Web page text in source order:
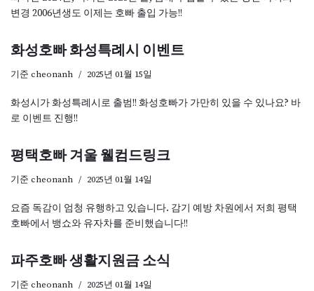
변경 2006년생도 이제는 호빠 출입 가능!!
화성호빠 화성특례시 이벤트
기준 cheonanh 2025년 01월 15일
화성시가 화성특례시로 출범!! 화성호빠가 가만히 있을 수 있나요? 바
로 이벤트 진행!!
평택호빠 겨울 웰컴드링크
기준 cheonanh 2025년 01월 14일
요즘 독감이 엄청 유행하고 있습니다. 감기 예방 차원에서 저희 평택
호빠에서 뱅쇼와 유자차를 준비했습니다!!
파주호빠 생활지원금 소식
기준 cheonanh 2025년 01월 14일